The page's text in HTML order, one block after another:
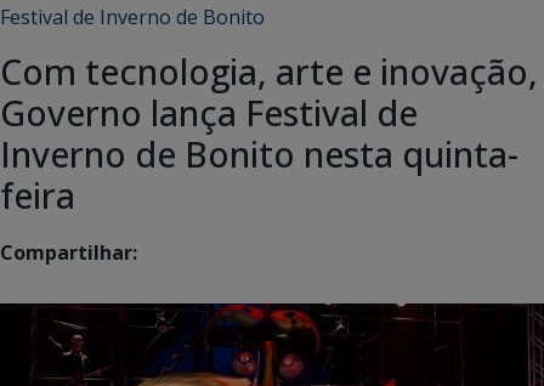
Festival de Inverno de Bonito
Com tecnologia, arte e inovação,
Governo lança Festival de
Inverno de Bonito nesta quinta-
feira
Compartilhar: